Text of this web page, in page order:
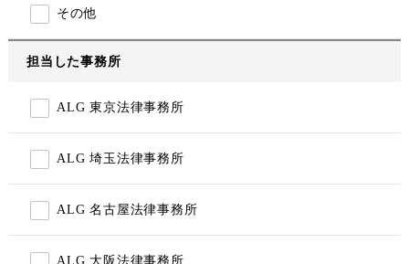
その他
担当した事務所
ALG 東京法律事務所
ALG 埼玉法律事務所
ALG 名古屋法律事務所
ALG 大阪法律事務所